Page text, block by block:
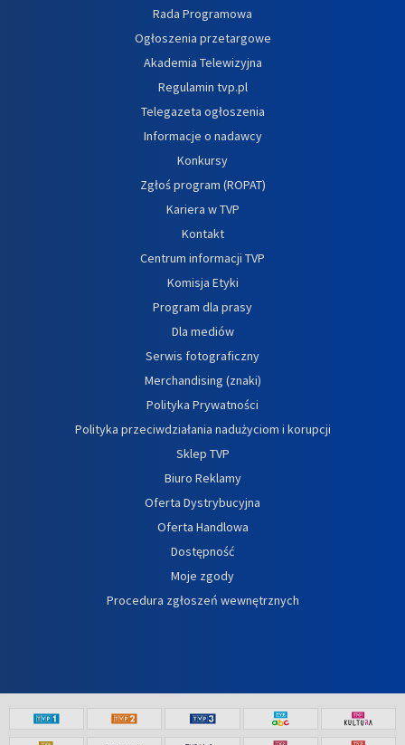
Rada Programowa
Ogłoszenia przetargowe
Akademia Telewizyjna
Regulamin tvp.pl
Telegazeta ogłoszenia
Informacje o nadawcy
Konkursy
Zgłoś program (ROPAT)
Kariera w TVP
Kontakt
Centrum informacji TVP
Komisja Etyki
Program dla prasy
Dla mediów
Serwis fotograficzny
Merchandising (znaki)
Polityka Prywatności
Polityka przeciwdziałania nadużyciom i korupcji
Sklep TVP
Biuro Reklamy
Oferta Dystrybucyjna
Oferta Handlowa
Dostępność
Moje zgody
Procedura zgłoszeń wewnętrznych